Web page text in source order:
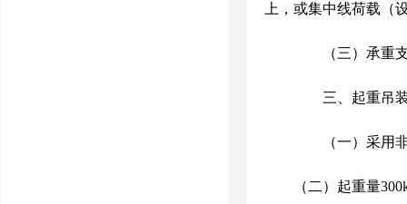
上，或集中线荷载（
（三）承重支
三、起重吊装
（一）采用
（二）起重量